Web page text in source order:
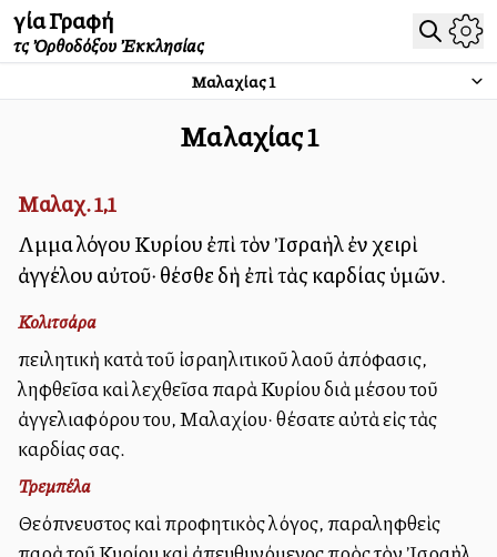
Ἁγία Γραφή
τῆς Ὀρθοδόξου Ἐκκλησίας
Μαλαχίας1
Μαλαχίας1
Μαλαχ. 1,1
Λῆμμα λόγου Κυρίου ἐπὶ τὸν Ἰσραὴλ ἐν χειρὶ
ἀγγέλου αὐτοῦ· θέσθε δὴ ἐπὶ τὰς καρδίας ὑμῶν.
Κολιτσάρα
Ἀπειλητικὴ κατὰ τοῦ ἰσραηλιτικοῦ λαοῦ ἀπόφασις,
ληφθεῖσα καὶ λεχθεῖσα παρὰ Κυρίου διὰ μέσου τοῦ
ἀγγελιαφόρου του, Μαλαχίου· θέσατε αὐτὰ εἰς τὰς
καρδίας σας.
Τρεμπέλα
Θεόπνευστος καὶ προφητικὸς λόγος, παραληφθεὶς